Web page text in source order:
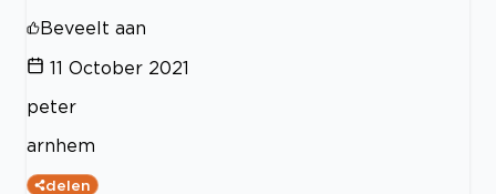
Beveelt aan
11 October 2021
peter
arnhem
delen